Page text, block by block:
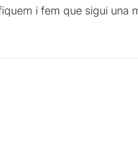
i fem que sigui una